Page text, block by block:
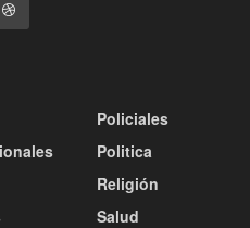
Policiales
Politica
Religión
Salud